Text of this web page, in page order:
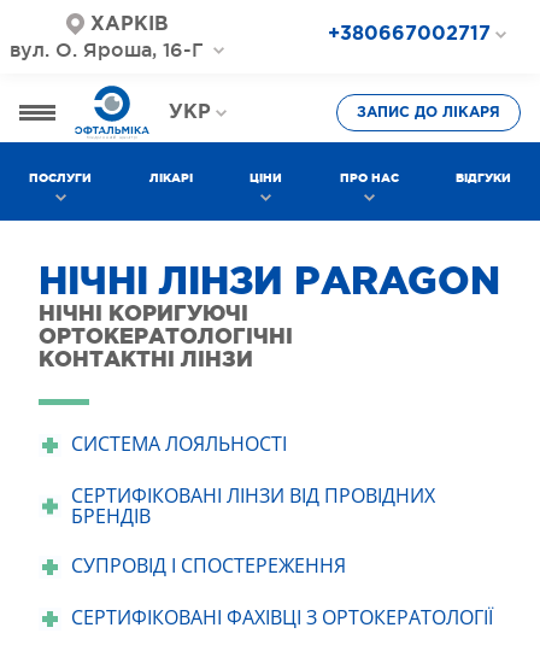
ХАРКІВ
вул. О. Яроша, 16-Г
+380667002717
+380577002717
УКР
РОС
ЗАПИС ДО ЛІКАРЯ
ПОСЛУГИ ЛІКАРІ ЦІНИ ПРО НАС ВІДГУКИ
НІЧНІ ЛІНЗИ РARAGON
НІЧНІ КОРИГУЮЧІ
ОРТОКЕРАТОЛОГІЧНІ
КОНТАКТНІ ЛІНЗИ
СИСТЕМА ЛОЯЛЬНОСТІ
СЕРТИФІКОВАНІ ЛІНЗИ ВІД ПРОВІДНИХ
БРЕНДІВ
СУПРОВІД І СПОСТЕРЕЖЕННЯ
СЕРТИФІКОВАНІ ФАХІВЦІ З ОРТОКЕРАТОЛОГІЇ